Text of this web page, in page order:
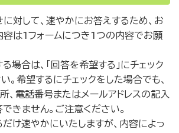
対して、速やかにお答えするため、お
容は1フォームにつき1つの内容でお願
場合は、「回答を希望する」にチェック
。希望するにチェックをした場合でも、
、電話番号またはメールアドレスの記入
きません。ご注意ください。
だけ速やかにいたしますが、内容によっ